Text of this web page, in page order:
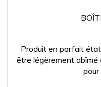
Produit en parfait
être légèrement
pour